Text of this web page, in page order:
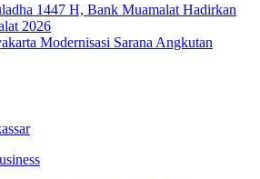
1447 H, Bank Muamalat Hadirkan
2026
Modernisasi Sarana Angkutan